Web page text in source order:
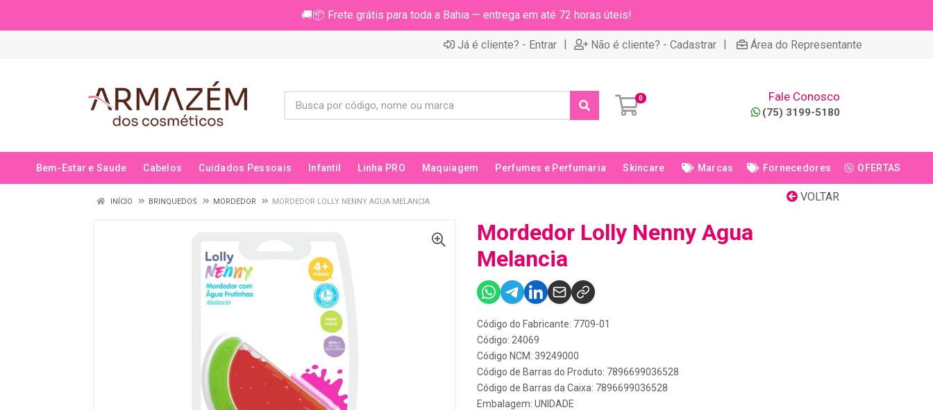
🚚📦 Frete grátis para toda a Bahia — entrega em até 72 horas úteis!
Já é cliente? - Entrar | Não é cliente? - Cadastrar | Área do Representante
0 Fale Conosco
(75) 3199-5180
Bem-Estar e Saude Cabelos Cuidados Pessoais Infantil Linha PRO Maquiagem Perfumes e Perfumaria Skincare Marcas Fornecedores OFERTAS
VOLTAR
INÍCIO BRINQUEDOS MORDEDOR MORDEDOR LOLLY NENNY AGUA MELANCIA
Mordedor Lolly Nenny Agua
Melancia
Código do Fabricante: 7709-01
Código: 24069
Código NCM: 39249000
Código de Barras do Produto: 7896699036528
Código de Barras da Caixa: 7896699036528
Embalagem: UNIDADE